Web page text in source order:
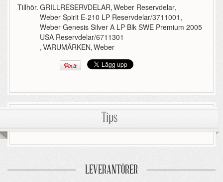
Tillhör. GRILLRESERVDELAR,Weber Reservdelar,
Weber Spirit E-210 LP Reservdelar/3711001 ,
Weber Genesis Silver A LP Blk SWE Premium 2005
USA Reservdelar/6711301
,VARUMÄRKEN,Weber
Tips
LEVERANTÖRER